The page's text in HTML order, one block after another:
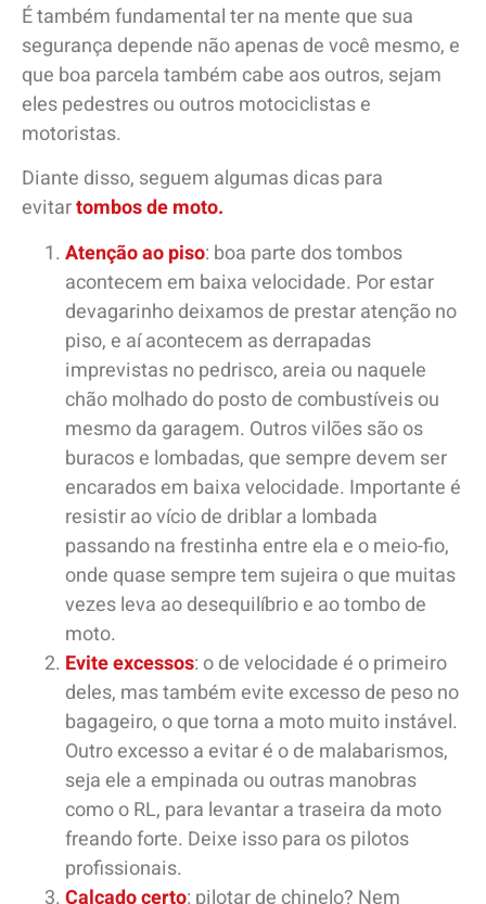
É também fundamental ter na mente que sua
segurança depende não apenas de você mesmo, e
que boa parcela também cabe aos outros, sejam
eles pedestres ou outros motociclistas e
motoristas.
Diante disso, seguem algumas dicas para
evitartombos de moto.
Atenção ao piso: boa parte dos tombos
acontecem em baixa velocidade. Por estar
devagarinho deixamos de prestar atenção no
piso, e aí acontecem as derrapadas
imprevistas no pedrisco, areia ou naquele
chão molhado do posto de combustíveis ou
mesmo da garagem. Outros vilões são os
buracos e lombadas, que sempre devem ser
encarados em baixa velocidade. Importante é
resistir ao vício de driblar a lombada
passando na frestinha entre ela e o meio-fio,
onde quase sempre tem sujeira o que muitas
vezes leva ao desequilíbrio e ao tombo de
moto.
Evite excessos: o de velocidade é o primeiro
deles, mas também evite excesso de peso no
bagageiro, o que torna a moto muito instável.
Outro excesso a evitar é o de malabarismos,
seja ele a empinada ou outras manobras
como o RL, para levantar a traseira da moto
freando forte. Deixe isso para os pilotos
profissionais.
Calçado certo: pilotar de chinelo? Nem